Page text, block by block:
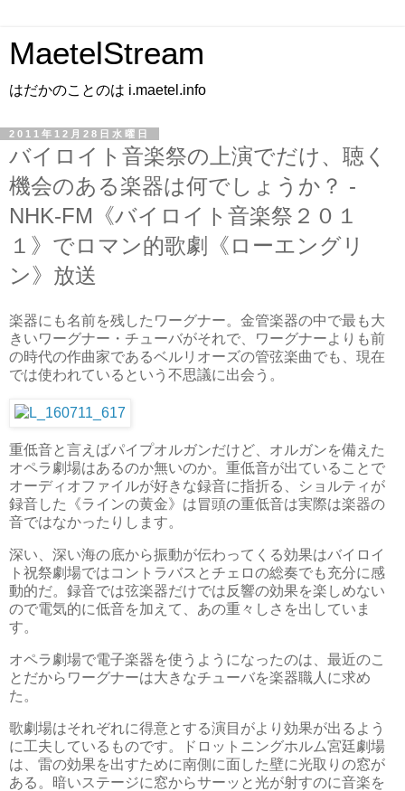
MaetelStream
はだかのことのは i.maetel.info
2011年12月28日水曜日
バイロイト音楽祭の上演でだけ、聴く
機会のある楽器は何でしょうか？ -
NHK-FM《バイロイト音楽祭２０１
１》でロマン的歌劇《ローエングリ
ン》放送
楽器にも名前を残したワーグナー。金管楽器の中で最も大
きいワーグナー・チューバがそれで、ワーグナーよりも前
の時代の作曲家であるベルリオーズの管弦楽曲でも、現在
では使われているという不思議に出会う。
重低音と言えばパイプオルガンだけど、オルガンを備えた
オペラ劇場はあるのか無いのか。重低音が出ていることで
オーディオファイルが好きな録音に指折る、ショルティが
録音した《ラインの黄金》は冒頭の重低音は実際は楽器の
音ではなかったりします。
深い、深い海の底から振動が伝わってくる効果はバイロイ
ト祝祭劇場ではコントラバスとチェロの総奏でも充分に感
動的だ。録音では弦楽器だけでは反響の効果を楽しめない
ので電気的に低音を加えて、あの重々しさを出していま
す。
オペラ劇場で電子楽器を使うようになったのは、最近のこ
とだからワーグナーは大きなチューバを楽器職人に求め
た。
歌劇場はそれぞれに得意とする演目がより効果が出るよう
に工夫しているものです。ドロットニングホルム宮廷劇場
は、雷の効果を出すために南側に面した壁に光取りの窓が
ある。暗いステージに窓からサーッと光が射すのに音楽を